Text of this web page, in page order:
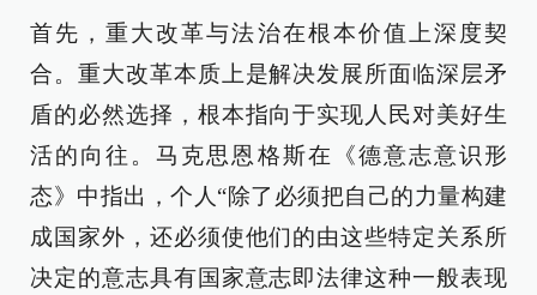
首先，重大改革与法治在根本价值上深度契
合。重大改革本质上是解决发展所面临深层矛
盾的必然选择，根本指向于实现人民对美好生
活的向往。马克思恩格斯在《德意志意识形
态》中指出，个人“除了必须把自己的力量构建
成国家外，还必须使他们的由这些特定关系所
决定的意志具有国家意志即法律这种一般表现